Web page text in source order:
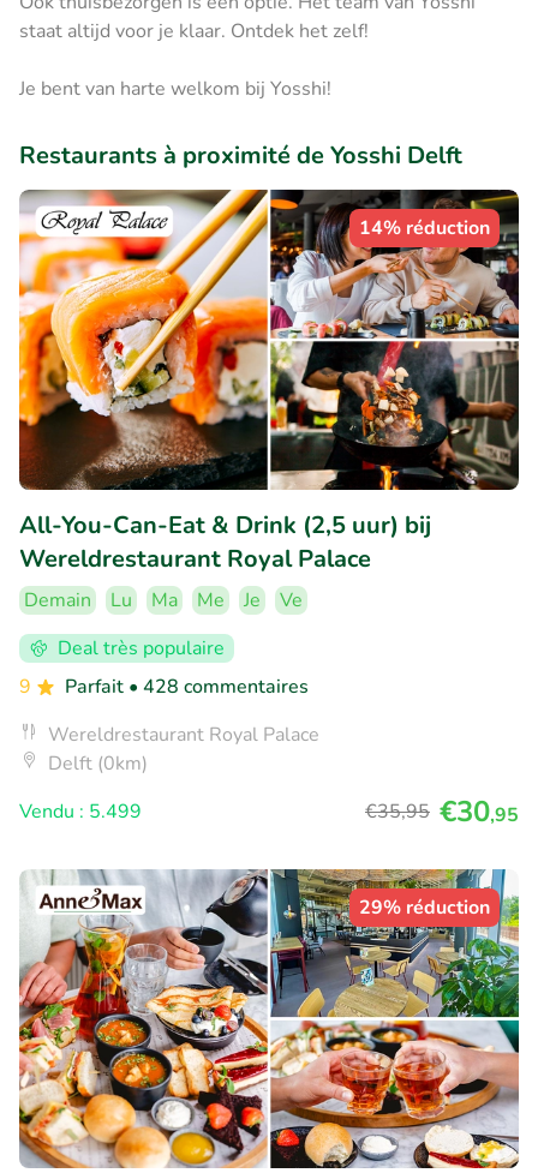
staat altijd voor je klaar. Ontdek het zelf!
Je bent van harte welkom bij Yosshi!
Restaurants à proximité de Yosshi Delft
14% réduction
All-You-Can-Eat & Drink (2,5 uur) bij
Wereldrestaurant Royal Palace
Demain Lu Ma Me Je
Ve
Deal très populaire
9
Parfait • 428 commentaires
Wereldrestaurant Royal Palace
Delft (0km)
Vendu : 5.499
€35,95 €30,95
29% réduction